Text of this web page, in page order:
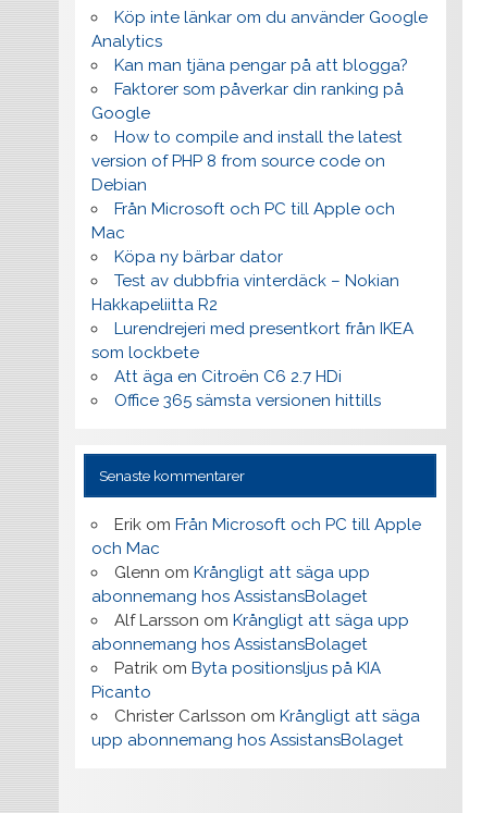
Köp inte länkar om du använder Google
Analytics
Kan man tjäna pengar på att blogga?
Faktorer som påverkar din ranking på
Google
How to compile and install the latest
version of PHP 8 from source code on
Debian
Från Microsoft och PC till Apple och
Mac
Köpa ny bärbar dator
Test av dubbfria vinterdäck – Nokian
Hakkapeliitta R2
Lurendrejeri med presentkort från IKEA
som lockbete
Att äga en Citroën C6 2.7 HDi
Office 365 sämsta versionen hittills
Senaste kommentarer
Erik omFrån Microsoft och PC till Apple
och Mac
Glenn omKrångligt att säga upp
abonnemang hos AssistansBolaget
Alf Larsson omKrångligt att säga upp
abonnemang hos AssistansBolaget
Patrik omByta positionsljus på KIA
Picanto
Christer Carlsson omKrångligt att säga
upp abonnemang hos AssistansBolaget